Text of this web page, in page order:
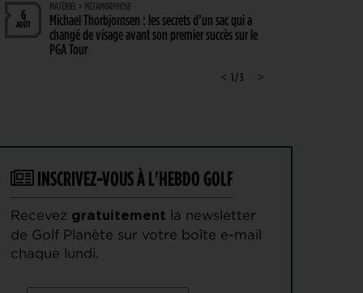
6
AOÛT
MATÉRIEL > MÉTAMORPHOSE
Michael Thorbjornsen : les secrets d’un sac qui a
changé de visage avant son premier succès sur le
PGA Tour
statut de tournoi XXL
6 DP WORLD TOUR > PLATEAU DE RÊVE
De nombreuses stars annoncées à l’Irish Open
AOÛT
ENTRAÎNEMENT > ON M(&M)
Vidéo : un jeu pour égayer les entraînements de
vos enfants
AOÛT
Le boss du LIV Golf confirme un accord de 250
< >
1 / 3
INSCRIVEZ-VOUS À L'HEBDO GOLF
Recevez gratuitement la newsletter
de Golf Planète sur votre boîte e-mail
chaque lundi.